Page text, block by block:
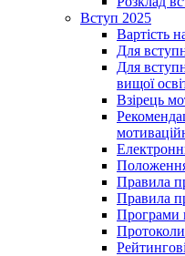
Вступ 2025
Вартість
Для
Для
вищої
Взірець
Правила
Правила
Програми
Протоколи